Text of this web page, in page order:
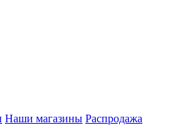
Наши магазины Распродажа